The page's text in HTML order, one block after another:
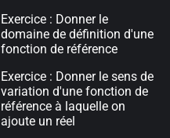
Exercice : Donner le
domaine de définition d'une
fonction de référence
Exercice : Donner le sens de
variation d'une fonction de
référence à laquelle on
ajoute un réel